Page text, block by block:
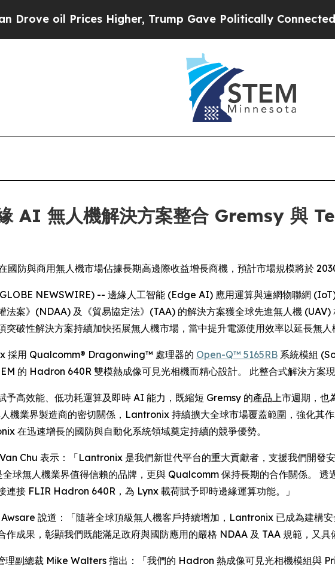
Higher, Trump Gave Politically Connected oil
AI 無人機解決方案整合 Gremsy 與
防與商用無人機市場佔據長期高邊際收益增長商機，預計市場規模將於
NEWSWIRE) -- 邊緣人工智能 (Edge AI) 應用運算與連網物聯網
法案》(NDAA) 及《貿易協定法》(TAA) 的解決方案獲全球先進無人機
突破性解決方案持續加快拓展無人機市場，當中提升電源使用效率以延長無
採用 Qualcomm® Dragonwing™ 處理器的 Open-Q™ 5165RB 系統模組
的 Hadron 640R 雙模熱成像可見光相機而精心設計。 此整合式解決方案
予高效能、低功耗運算及即時 AI 能力，既縮短 Gremsy 的產品上市週期，
機業界製造商的密切關係，Lantronix 持續擴大全球市場覆蓋範圍，強化其
在迅速增長的國防與自動化系統領域奠定持續的競爭優勢。
Chu 表示：「Lantronix 是我們新世代平台的重大貢獻者，支援我們開發
球無人機業界值得信賴的品牌，更與 Qualcomm 保持長期的合作關係。
連接 FLIR Hadron 640R，為 Lynx 載荷賦予即時邊緣運算功能。」
說道：「隨著全球頂級無人機客戶持續增加，Lantronix 已成為建構
作成果，彰顯我們既能滿足政府與國防應用的嚴格 NDAA 及 TAA 規範，又具
副總裁 Mike Walters 指出：「我們的 Hadron 熱成像可見光相機模組與